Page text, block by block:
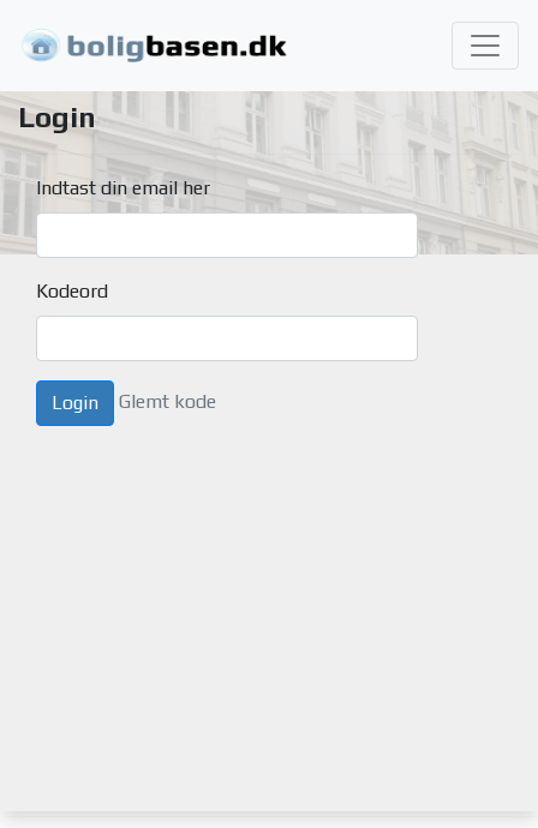
Login
Indtast din email her
Kodeord
Glemt kode